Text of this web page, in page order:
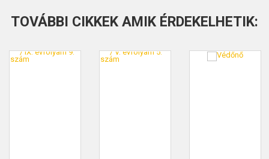
TOVÁBBI CIKKEK AMIK ÉRDEKELHETIK: